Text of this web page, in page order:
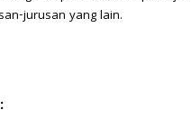
jurusan yang lain.